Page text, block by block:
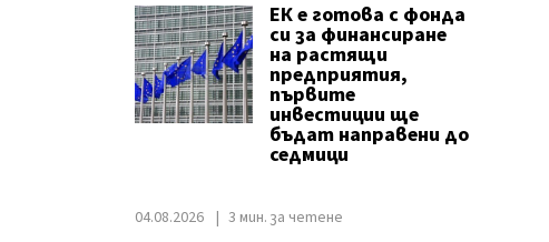
ЕК е готова с фонда
си за финансиране
на растящи
предприятия,
първите
инвестиции ще
бъдат направени до
седмици
04.08.2026 3 мин. за четене